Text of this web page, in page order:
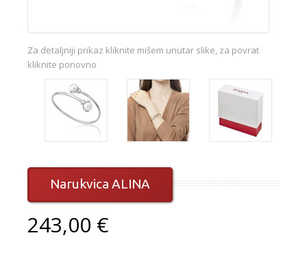
Za detaljniji prikaz kliknite mišem unutar slike, za povrat
kliknite ponovno
Narukvica ALINA
243,00 €